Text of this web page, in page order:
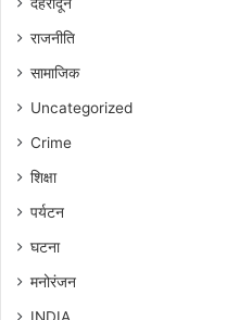
राजनीति
सामाजिक
Uncategorized
Crime
शिक्षा
पर्यटन
घटना
मनोरंजन
INDIA